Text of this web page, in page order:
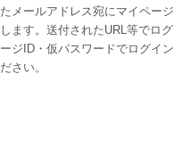
メールアドレス宛にマイページ
ます。送付されたURL等でログ
ジID・仮パスワードでログイン
さい。